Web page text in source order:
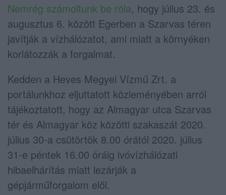
Nemrég számoltunk be róla, hogy július 23. és
augusztus 6. között Egerben a Szarvas téren
javítják a vízhálózatot, ami miatt a környéken
korlátozzák a forgalmat.
Kedden a Heves Megyei Vízmű Zrt. a
portálunkhoz eljuttatott közleményében arról
tájékoztatott, hogy az Almagyar utca Szarvas
tér és Almagyar köz közötti szakaszát 2020.
július 30-a csütörtök 8.00 órától 2020. július
31-e péntek 16.00 óráig ivóvízhálózati
hibaelhárítás miatt lezárják a
gépjárműforgalom elől.